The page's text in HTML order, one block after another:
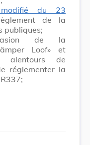
du 23
de la
publiques;
de la
Loof» et
alentours de
réglementer la